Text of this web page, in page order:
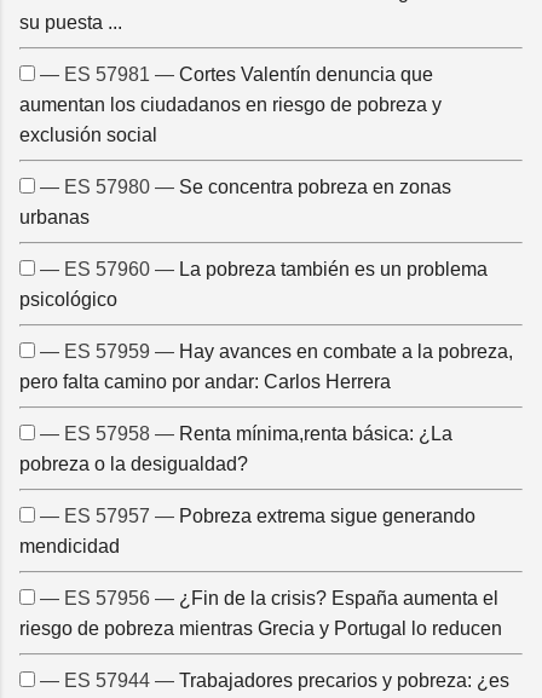
su puesta ...
— ES 57981 — Cortes Valentín denuncia que
aumentan los ciudadanos en riesgo de pobreza y
exclusión social
— ES 57980 — Se concentra pobreza en zonas
urbanas
— ES 57960 — La pobreza también es un problema
psicológico
— ES 57959 — Hay avances en combate a la pobreza,
pero falta camino por andar: Carlos Herrera
— ES 57958 — Renta mínima,renta básica: ¿La
pobreza o la desigualdad?
— ES 57957 — Pobreza extrema sigue generando
mendicidad
— ES 57956 — ¿Fin de la crisis? España aumenta el
riesgo de pobreza mientras Grecia y Portugal lo reducen
— ES 57944 — Trabajadores precarios y pobreza: ¿es